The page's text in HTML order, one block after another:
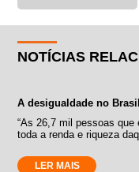
NOTÍCIAS
A desigualdade no Brasil
“As 26,7 mil pessoas
toda a renda e riqueza
LER MAIS